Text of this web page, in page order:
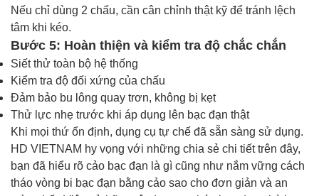
Nếu chỉ dùng 2 chấu, cần cân chỉnh thật kỹ để tránh lệch
tâm khi kéo.
Bước 5: Hoàn thiện và kiểm tra độ chắc chắn
Siết thử toàn bộ hệ thống
Kiểm tra độ đối xứng của chấu
Đảm bảo bu lông quay trơn, không bị kẹt
Thử lực nhẹ trước khi áp dụng lên bạc đạn thật
Khi mọi thứ ổn định, dụng cụ tự chế đã sẵn sàng sử dụng.
HD VIETNAM hy vọng với những chia sẻ chi tiết trên đây,
bạn đã hiểu rõ cảo bạc đạn là gì cũng như nắm vững cách
tháo vòng bi bạc đạn bằng cảo sao cho đơn giản và an